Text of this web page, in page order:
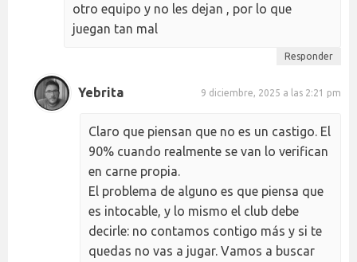
otro equipo y no les dejan , por lo que
juegan tan mal
Responder
Yebrita 9 diciembre, 2025 a las 2:21 pm
Claro que piensan que no es un castigo. El
90% cuando realmente se van lo verifican
en carne propia.
El problema de alguno es que piensa que
es intocable, y lo mismo el club debe
decirle: no contamos contigo más y si te
quedas no vas a jugar. Vamos a buscar